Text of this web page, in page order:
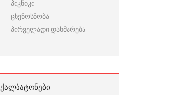
პიკნიკი
ცხენოსნობა
პირველადი დახმარება
ᲥᲐᲚᲑᲐᲢᲝᲜᲔᲑᲘ